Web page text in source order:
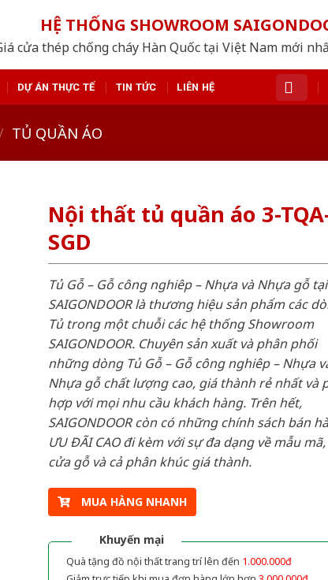
HỆ THỐNG SHOWROOM
cửa thép chống cháy Hàn Quốc tại Việt Nam mới
DỰ ÁN THỰC TẾ TIN TỨC LIÊN HỆ
/ TỦ QUẦN ÁO
Nội thất tủ quần áo 3-
SGD
Tủ Gỗ – Gỗ công nghiêp – Nhựa và Nhựa gỗ tại
SAIGONDOOR là thương hiệu sản phẩm các
Tủ trong một chuỗi các hệ thống Showroom
SAIGONDOOR. Chuyên sản xuất và phân phối
những dòng Tủ Gỗ – Gỗ công nghiêp – Nhựa
Nhựa gỗ chất lượng cao, giá thành rẻ nhất và
hợp với mọi nhu cầu khách hàng. Trên hết,
SAIGONDOOR còn có những chính sách bán
ƯU ĐÃI CAO đi kèm với sự đa dạng về mẫu
cửa gỗ và cả phân khúc giá thành.
MUA HÀNG NHANH
Khuyến mại
Quà tặng đồ nội thất trang trí lên đến 1.000.000đ